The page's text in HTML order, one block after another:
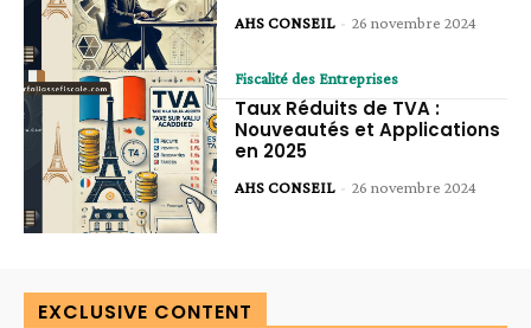
AHS CONSEIL - 26 novembre 2024
Fiscalité des Entreprises
Taux Réduits de TVA :
Nouveautés et Applications
en 2025
AHS CONSEIL - 26 novembre 2024
EXCLUSIVE CONTENT